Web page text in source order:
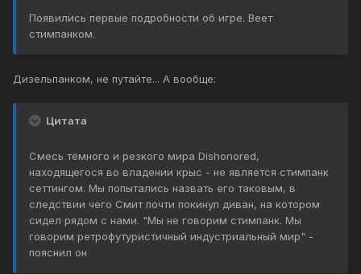
Появились первые подробности об игре. Веет
стимпанком.
Дизельпанком, не путайте... А вообще:
Цитата
Смесь тёмного и резкого мира Dishonored,
находящегося во владении крыс - не является стимпанк
сеттингом. Мы попытались назвать его таковым, в
следствии чего Смит почти покинул диван, на котором
сидел рядом с нами. "Мы не говорим стимпанк. Мы
говорим ретрофутуристичный индустриальный мир" -
пояснил он